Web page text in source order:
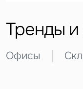
Тренды и
Офисы
Объявление